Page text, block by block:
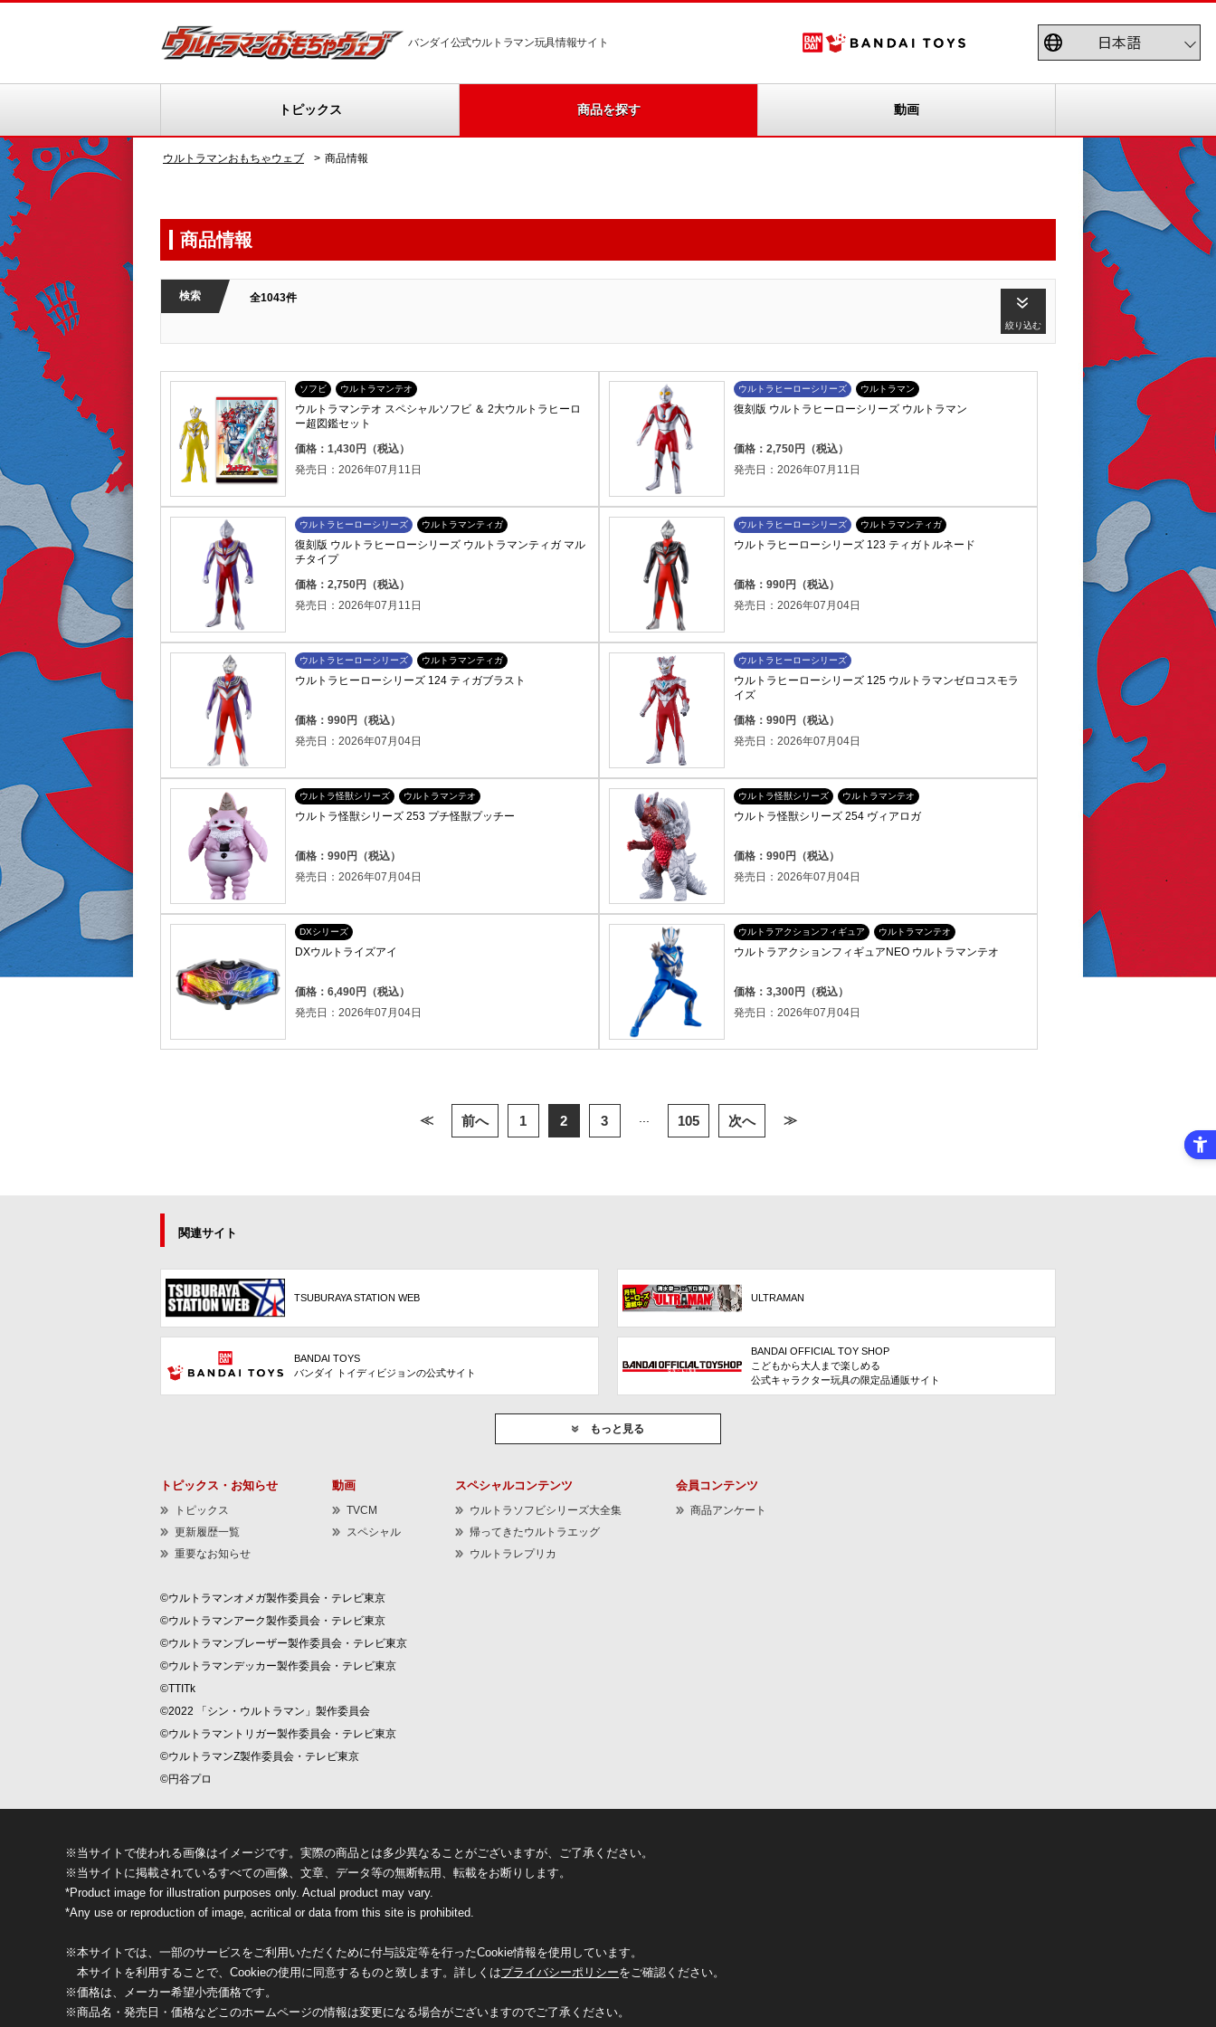
バンダイ公式ウルトラマン玩具情報サイト
トピックス 商品を探す 動画
ウルトラマンおもちゃウェブ 商品情報
商品情報
検索 全1043件
絞り込む
ソフビ ウルトラマンテオ
ウルトラマンテオ スペシャルソフビ ＆ 2大ウルトラヒーロ
ー超図鑑セット
価格：1,430円（税込）
発売日：2026年07月11日
ウルトラヒーローシリーズ ウルトラマン
復刻版 ウルトラヒーローシリーズ ウルトラマン
価格：2,750円（税込）
発売日：2026年07月11日
ウルトラヒーローシリーズ ウルトラマンティガ
復刻版 ウルトラヒーローシリーズ ウルトラマンティガ マル
チタイプ
価格：2,750円（税込）
発売日：2026年07月11日
ウルトラヒーローシリーズ ウルトラマンティガ
ウルトラヒーローシリーズ 123 ティガトルネード
価格：990円（税込）
発売日：2026年07月04日
ウルトラヒーローシリーズ ウルトラマンティガ
ウルトラヒーローシリーズ 124 ティガブラスト
価格：990円（税込）
発売日：2026年07月04日
ウルトラヒーローシリーズ
ウルトラヒーローシリーズ 125 ウルトラマンゼロコスモラ
イズ
価格：990円（税込）
発売日：2026年07月04日
ウルトラ怪獣シリーズ ウルトラマンテオ
ウルトラ怪獣シリーズ 253 プチ怪獣プッチー
価格：990円（税込）
発売日：2026年07月04日
ウルトラ怪獣シリーズ ウルトラマンテオ
ウルトラ怪獣シリーズ 254 ヴィアロガ
価格：990円（税込）
発売日：2026年07月04日
DXシリーズ
DXウルトライズアイ
価格：6,490円（税込）
発売日：2026年07月04日
ウルトラアクションフィギュア ウルトラマンテオ
ウルトラアクションフィギュアNEO ウルトラマンテオ
価格：3,300円（税込）
発売日：2026年07月04日
≪ 前へ 1 2 3 105 次へ ≫
関連サイト
TSUBURAYA STATION WEB ULTRAMAN
BANDAI TOYS
バンダイ トイディビジョンの公式サイト
BANDAI OFFICIAL TOY SHOP
こどもから大人まで楽しめる
公式キャラクター玩具の限定品通販サイト
もっと見る
トピックス・お知らせ
トピックス
更新履歴一覧
重要なお知らせ
動画
TVCM
スペシャル
スペシャルコンテンツ
ウルトラソフビシリーズ大全集
帰ってきたウルトラエッグ
ウルトラレプリカ
会員コンテンツ
商品アンケート
©ウルトラマンオメガ製作委員会・テレビ東京
©ウルトラマンアーク製作委員会・テレビ東京
©ウルトラマンブレーザー製作委員会・テレビ東京
©ウルトラマンデッカー製作委員会・テレビ東京
©TTITk
©2022 「シン・ウルトラマン」製作委員会
©ウルトラマントリガー製作委員会・テレビ東京
©ウルトラマンZ製作委員会・テレビ東京
©円谷プロ
※当サイトで使われる画像はイメージです。実際の商品とは多少異なることがございますが、ご了承ください。
※当サイトに掲載されているすべての画像、文章、データ等の無断転用、転載をお断りします。
*Product image for illustration purposes only. Actual product may vary.
*Any use or reproduction of image, acritical or data from this site is prohibited.
※本サイトでは、一部のサービスをご利用いただくために付与設定等を行ったCookie情報を使用しています。
本サイトを利用することで、Cookieの使用に同意するものと致します。詳しくはプライバシーポリシーをご確認ください。
※価格は、メーカー希望小売価格です。
※商品名・発売日・価格などこのホームページの情報は変更になる場合がございますのでご了承ください。